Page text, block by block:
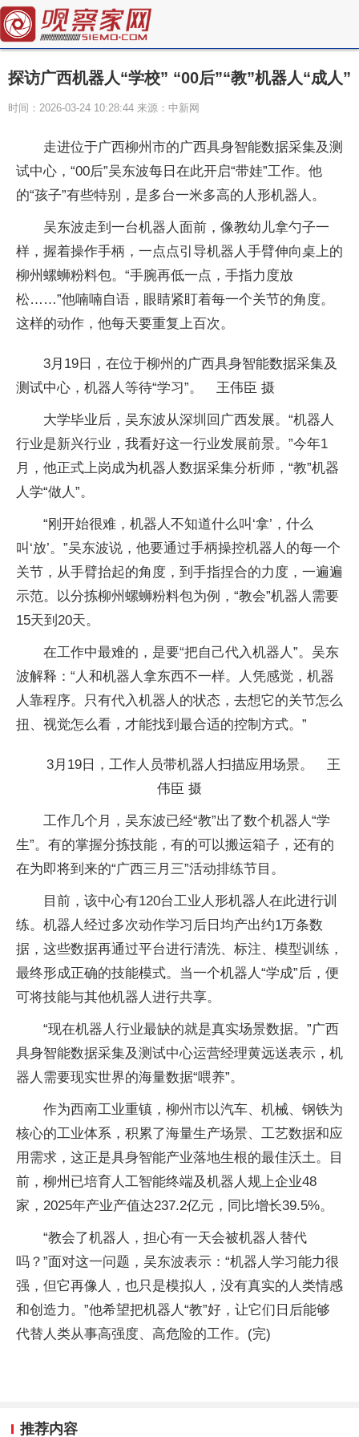
探访广西机器人“学校” “00后”“教”机器人“成人”
时间：2026-03-24 10:28:44 来源：中新网
走进位于广西柳州市的广西具身智能数据采集及测
试中心，“00后”吴东波每日在此开启“带娃”工作。他
的“孩子”有些特别，是多台一米多高的人形机器人。
吴东波走到一台机器人面前，像教幼儿拿勺子一
样，握着操作手柄，一点点引导机器人手臂伸向桌上的
柳州螺蛳粉料包。“手腕再低一点，手指力度放
松……”他喃喃自语，眼睛紧盯着每一个关节的角度。
这样的动作，他每天要重复上百次。
3月19日，在位于柳州的广西具身智能数据采集及
测试中心，机器人等待“学习”。 王伟臣 摄
大学毕业后，吴东波从深圳回广西发展。“机器人
行业是新兴行业，我看好这一行业发展前景。”今年1
月，他正式上岗成为机器人数据采集分析师，“教”机器
人学“做人”。
“刚开始很难，机器人不知道什么叫‘拿’，什么
叫‘放’。”吴东波说，他要通过手柄操控机器人的每一个
关节，从手臂抬起的角度，到手指捏合的力度，一遍遍
示范。以分拣柳州螺蛳粉料包为例，“教会”机器人需要
15天到20天。
在工作中最难的，是要“把自己代入机器人”。吴东
波解释：“人和机器人拿东西不一样。人凭感觉，机器
人靠程序。只有代入机器人的状态，去想它的关节怎么
扭、视觉怎么看，才能找到最合适的控制方式。”
3月19日，工作人员带机器人扫描应用场景。 王
伟臣 摄
工作几个月，吴东波已经“教”出了数个机器人“学
生”。有的掌握分拣技能，有的可以搬运箱子，还有的
在为即将到来的“广西三月三”活动排练节目。
目前，该中心有120台工业人形机器人在此进行训
练。机器人经过多次动作学习后日均产出约1万条数
据，这些数据再通过平台进行清洗、标注、模型训练，
最终形成正确的技能模式。当一个机器人“学成”后，便
可将技能与其他机器人进行共享。
“现在机器人行业最缺的就是真实场景数据。”广西
具身智能数据采集及测试中心运营经理黄远送表示，机
器人需要现实世界的海量数据“喂养”。
作为西南工业重镇，柳州市以汽车、机械、钢铁为
核心的工业体系，积累了海量生产场景、工艺数据和应
用需求，这正是具身智能产业落地生根的最佳沃土。目
前，柳州已培育人工智能终端及机器人规上企业48
家，2025年产业产值达237.2亿元，同比增长39.5%。
“教会了机器人，担心有一天会被机器人替代
吗？”面对这一问题，吴东波表示：“机器人学习能力很
强，但它再像人，也只是模拟人，没有真实的人类情感
和创造力。”他希望把机器人“教”好，让它们日后能够
代替人类从事高强度、高危险的工作。(完)
推荐内容